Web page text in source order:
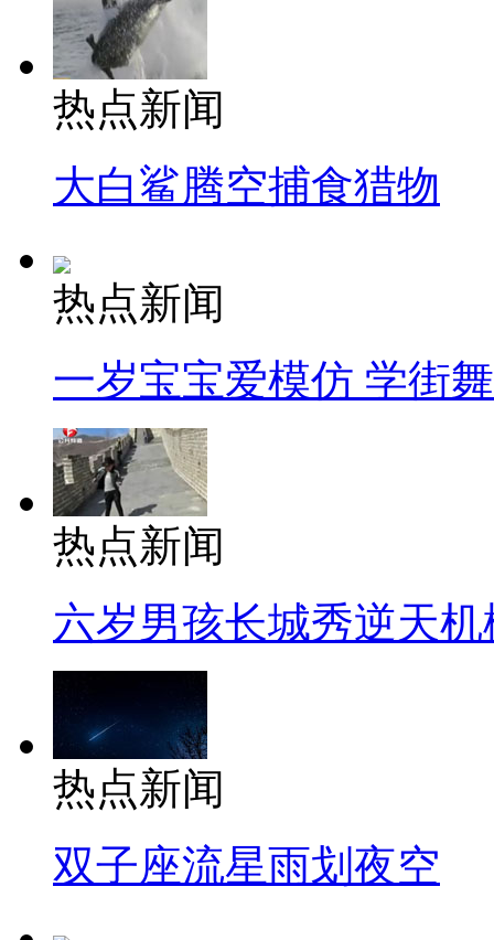
热点新闻
大白鲨腾空捕食猎物
热点新闻
一岁宝宝爱模仿 学街
热点新闻
六岁男孩长城秀逆天机
热点新闻
双子座流星雨划夜空